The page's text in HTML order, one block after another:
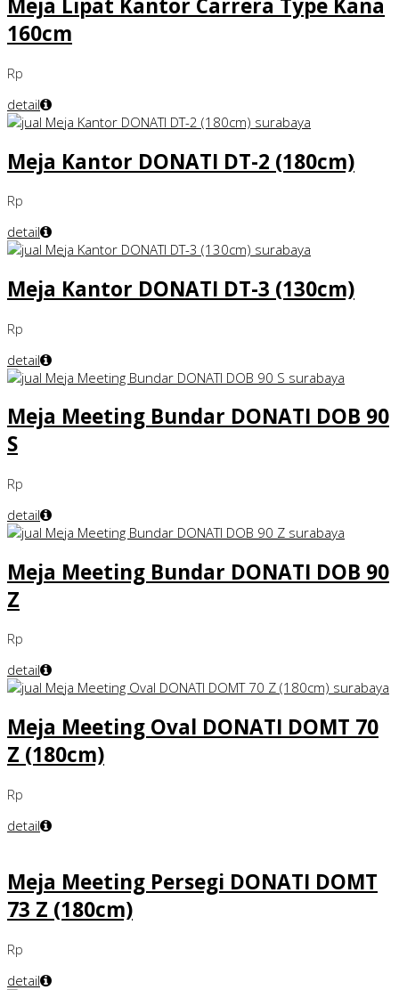
Meja Lipat Kantor Carrera Type Kana
160cm
Rp
detail
Meja Kantor DONATI DT-2 (180cm)
Rp
detail
Meja Kantor DONATI DT-3 (130cm)
Rp
detail
Meja Meeting Bundar DONATI DOB 90
S
Rp
detail
Meja Meeting Bundar DONATI DOB 90
Z
Rp
detail
Meja Meeting Oval DONATI DOMT 70
Z (180cm)
Rp
detail
Meja Meeting Persegi DONATI DOMT
73 Z (180cm)
Rp
detail